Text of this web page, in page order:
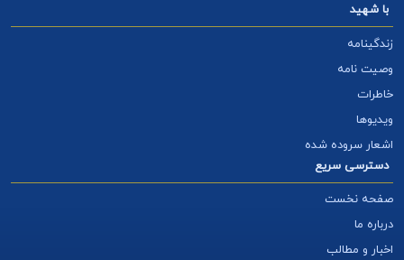
با شهید
زندگینامه
وصیت نامه
خاطرات
ویدیوها
اشعار سروده شده
دسترسی سریع
صفحه نخست
درباره ما
اخبار و مطالب